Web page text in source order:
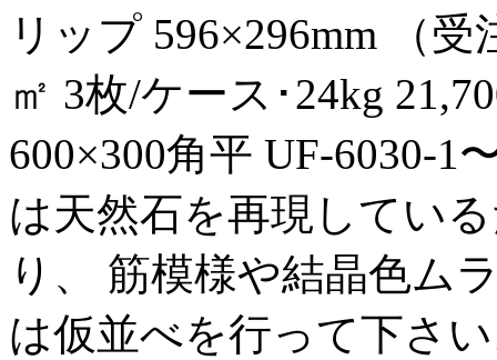
リップ 596×296mm （
㎡ 3枚/ケース･24kg
600×300角平
は天然石を再現してい
り、 筋模様や結晶色ム
は仮並べを行って下さ